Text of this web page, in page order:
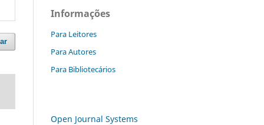
Informações
Para Leitores
Para Autores
Para Bibliotecários
Open Journal Systems